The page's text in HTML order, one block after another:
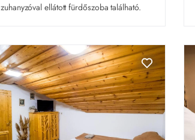
zuhanyzóval ellátott fürdőszoba található.